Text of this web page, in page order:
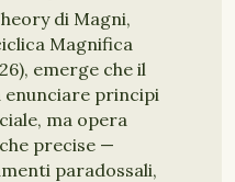
di Magni,
Magnifica
emerge che il
enunciare principi
ma opera
precise —
paradossali,